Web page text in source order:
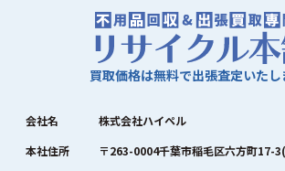
買取価格は無料で出張査定いたし
会社名
株式会社ハイペル
本社住所
〒263-0004千葉市稲毛区六方町17-